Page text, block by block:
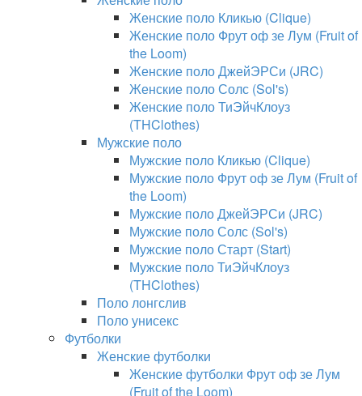
Женские поло Кликью (Clique)
Женские поло Фрут оф зе Лум (Fruit of
the Loom)
Женские поло ДжейЭРСи (JRC)
Женские поло Солс (Sol's)
Женские поло ТиЭйчКлоуз
(THClothes)
Мужские поло
Мужские поло Кликью (Clique)
Мужские поло Фрут оф зе Лум (Fruit of
the Loom)
Мужские поло ДжейЭРСи (JRC)
Мужские поло Солс (Sol's)
Мужские поло Старт (Start)
Мужские поло ТиЭйчКлоуз
(THClothes)
Поло лонгслив
Поло унисекс
Футболки
Женские футболки
Женские футболки Фрут оф зе Лум
(Fruit of the Loom)